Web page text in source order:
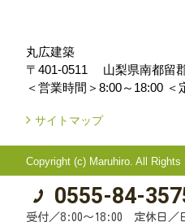
丸広建築
〒401-0511
山梨県南都留
＜営業時間＞8:00～18:00 ＜
サイトマップ
Copyright (c) Maruhiro. All Rights
0555-84-
受付／8:00～18:00 定休日／